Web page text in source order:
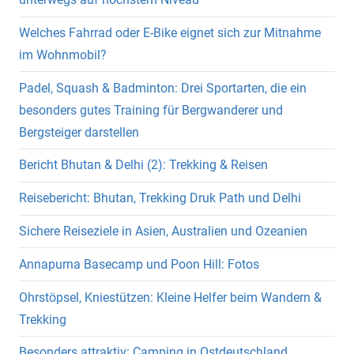
Welches Fahrrad oder E-Bike eignet sich zur Mitnahme
im Wohnmobil?
Padel, Squash & Badminton: Drei Sportarten, die ein
besonders gutes Training für Bergwanderer und
Bergsteiger darstellen
Bericht Bhutan & Delhi (2): Trekking & Reisen
Reisebericht: Bhutan, Trekking Druk Path und Delhi
Sichere Reiseziele in Asien, Australien und Ozeanien
Annapurna Basecamp und Poon Hill: Fotos
Ohrstöpsel, Kniestützen: Kleine Helfer beim Wandern &
Trekking